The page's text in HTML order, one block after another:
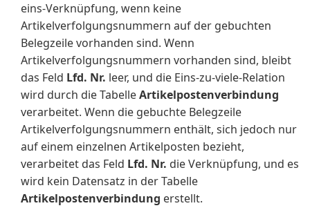
eins-Verknüpfung, wenn keine
Artikelverfolgungsnummern auf der gebuchten
Belegzeile vorhanden sind. Wenn
Artikelverfolgungsnummern vorhanden sind, bleibt
das Feld Lfd. Nr. leer, und die Eins-zu-viele-Relation
wird durch die TabelleArtikelpostenverbindung
verarbeitet. Wenn die gebuchte Belegzeile
Artikelverfolgungsnummern enthält, sich jedoch nur
auf einem einzelnen Artikelposten bezieht,
verarbeitet das Feld Lfd. Nr. die Verknüpfung, und es
wird kein Datensatz in der Tabelle
Artikelpostenverbindung erstellt.